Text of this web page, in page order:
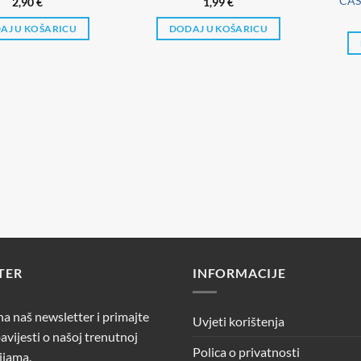
U KOŠARICU DODAJ U KOŠARICU
naš newsletter i primajte
o našoj trenutnoj
INFORMACIJE
Uvjeti korištenja
Polica o privatnosti